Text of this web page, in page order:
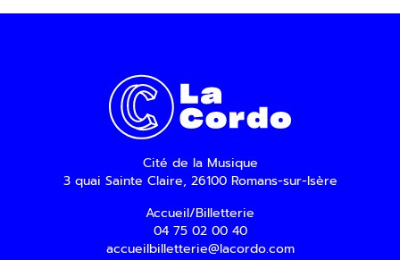
Cité de la Musique
3 quai Sainte Claire, 26100 Romans-sur-Isère
Accueil/Billetterie
04 75 02 00 40
accueilbilletterie@lacordo.com